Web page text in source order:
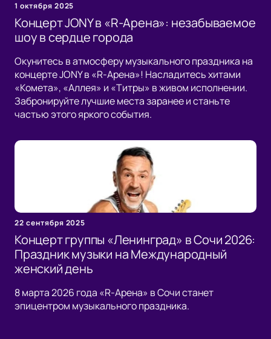
1 октября 2025
Концерт JONY в «R-Арена»: незабываемое
шоу в сердце города
Окунитесь в атмосферу музыкального праздника на
концерте JONY в «R-Арена»! Насладитесь хитами
«Комета», «Аллея» и «Титры» в живом исполнении.
Забронируйте лучшие места заранее и станьте
частью этого яркого события.
22 сентября 2025
Концерт группы «Ленинград» в Сочи 2026:
Праздник музыки на Международный
женский день
8 марта 2026 года «R-Арена» в Сочи станет
эпицентром музыкального праздника.